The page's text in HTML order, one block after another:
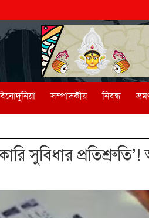
সম্পাদকীয় নিবন্ধ
সুবিধার